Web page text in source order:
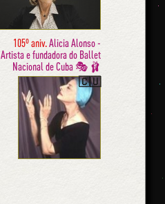
105º aniv.Alicia Alonso -
Artista e fundadora do Ballet
Nacional de Cuba 🎭 🩰
🇨🇺